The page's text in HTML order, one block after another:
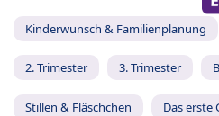
Kinderwunsch & Familienplanung
2. Trimester 3. Trimester
Stillen & Fläschchen Das erste